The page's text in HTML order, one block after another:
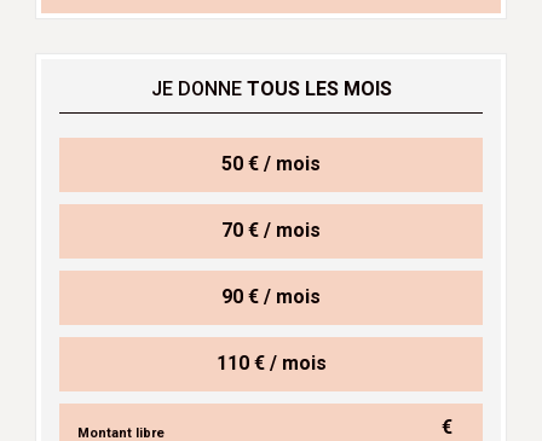
JE DONNE TOUS LES MOIS
50 € / mois
70 € / mois
90 € / mois
110 € / mois
€